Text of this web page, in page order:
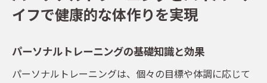
イフで健康的な体作りを実現
パーソナルトレーニングの基礎知識と効果
パーソナルトレーニングは、個々の目標や体調に応じて